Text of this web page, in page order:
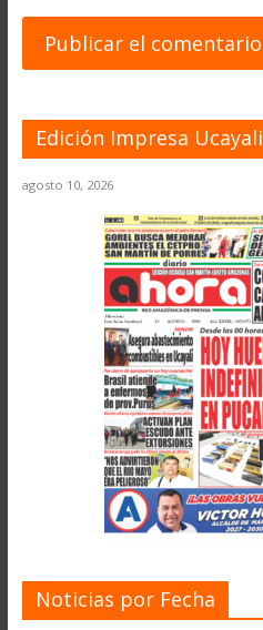
Edición Impresa Ucayali
agosto 10, 2026
Noticias por Fecha